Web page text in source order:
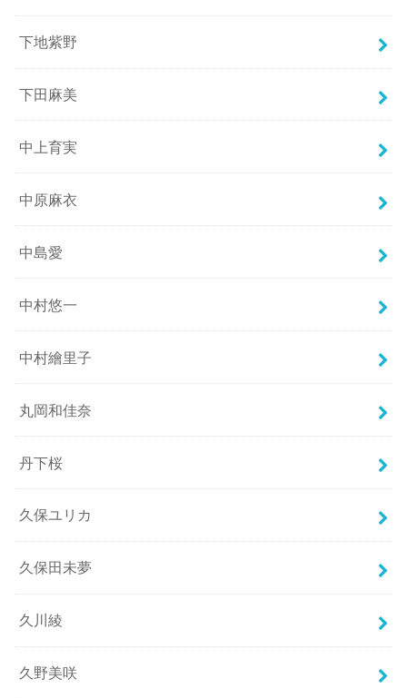
下地紫野
下田麻美
中上育実
中原麻衣
中島愛
中村悠一
中村繪里子
丸岡和佳奈
丹下桜
久保ユリカ
久保田未夢
久川綾
久野美咲